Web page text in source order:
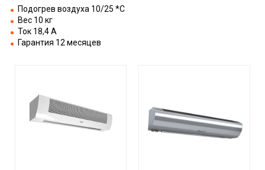
Подогрев воздуха 10/25 *С
Вес 10 кг
Ток 18,4 А
Гарантия 12 месяцев